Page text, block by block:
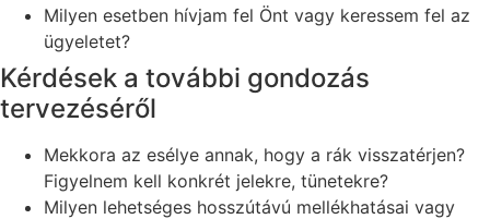
Milyen esetben hívjam fel Önt vagy keressem fel az
ügyeletet?
Kérdések a további gondozás
tervezéséről
Mekkora az esélye annak, hogy a rák visszatérjen?
Figyelnem kell konkrét jelekre, tünetekre?
Milyen lehetséges hosszútávú mellékhatásai vagy